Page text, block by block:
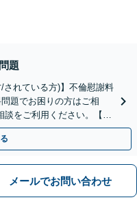
題
されている方)】不倫慰謝料
題でお困りの方はご相
談をご利用ください。【不
メールでお問い合わせ